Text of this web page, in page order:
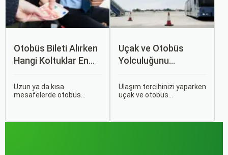
yaşamanızı sağlar.
bulacaksınız.
Otobüs Bileti Alırken
Hangi Koltuklar En
Rehberi
Uzun ya da kısa
mesafelerde otobüs
Uçak ve Otobüs
Yolculuğunu
Sizin İçin Uygun?
Ulaşım tercihinizi yaparken
uçak ve otobüs